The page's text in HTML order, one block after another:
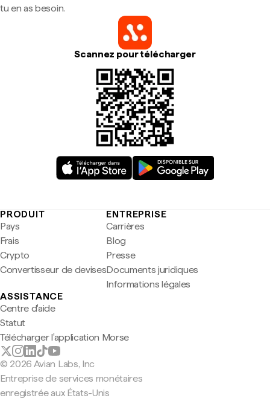
tu en as besoin.
Scannez pour télécharger
PRODUIT
Pays
Frais
Crypto
Convertisseur de devises
ENTREPRISE
Carrières
Blog
Presse
Documents juridiques
Informations légales
ASSISTANCE
Centre d'aide
Statut
Télécharger l'application Morse
© 2026 Avian Labs, Inc
Entreprise de services monétaires
enregistrée aux États-Unis